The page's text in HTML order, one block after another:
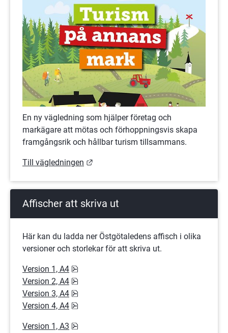
En ny vägledning som hjälper företag och
markägare att mötas och förhoppningsvis skapa
framgångsrik och hållbar turism tillsammans.
Till vägledningen
Affischer att skriva ut
Här kan du ladda ner Östgötaledens affisch i olika
versioner och storlekar för att skriva ut.
Version 1, A4
Version 2, A4
Version 3, A4
Version 4, A4
Version 1, A3